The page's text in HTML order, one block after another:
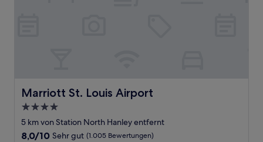
Marriott St. Louis Airport
Marriott St. Louis Airport
4.0-
Sterne-
Unterkunft
5 km von Station North Hanley entfernt
8.0
8,0/10 Sehr gut (1.005 Bewertungen)